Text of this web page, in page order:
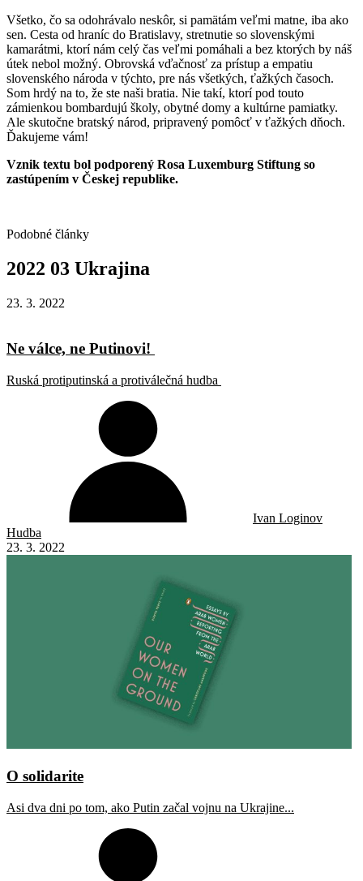
Všetko, čo sa odohrávalo neskôr, si pamätám veľmi matne, iba ako
sen. Cesta od hraníc do Bratislavy, stretnutie so slovenskými
kamarátmi, ktorí nám celý čas veľmi pomáhali a bez ktorých by náš
útek nebol možný. Obrovská vďačnosť za prístup a empatiu
slovenského národa v týchto, pre nás všetkých, ťažkých časoch.
Som hrdý na to, že ste naši bratia. Nie takí, ktorí pod touto
zámienkou bombardujú školy, obytné domy a kultúrne pamiatky.
Ale skutočne bratský národ, pripravený pomôcť v ťažkých dňoch.
Ďakujeme vám!
Vznik textu bol podporený Rosa Luxemburg Stiftung so
zastúpením v Českej republike.
Podobné články
2022 03 Ukrajina
23. 3. 2022
Ne válce, ne Putinovi!
Ruská protiputinská a protiválečná hudba
Ivan Loginov
Hudba
23. 3. 2022
O solidarite
Asi dva dni po tom, ako Putin začal vojnu na Ukrajine...